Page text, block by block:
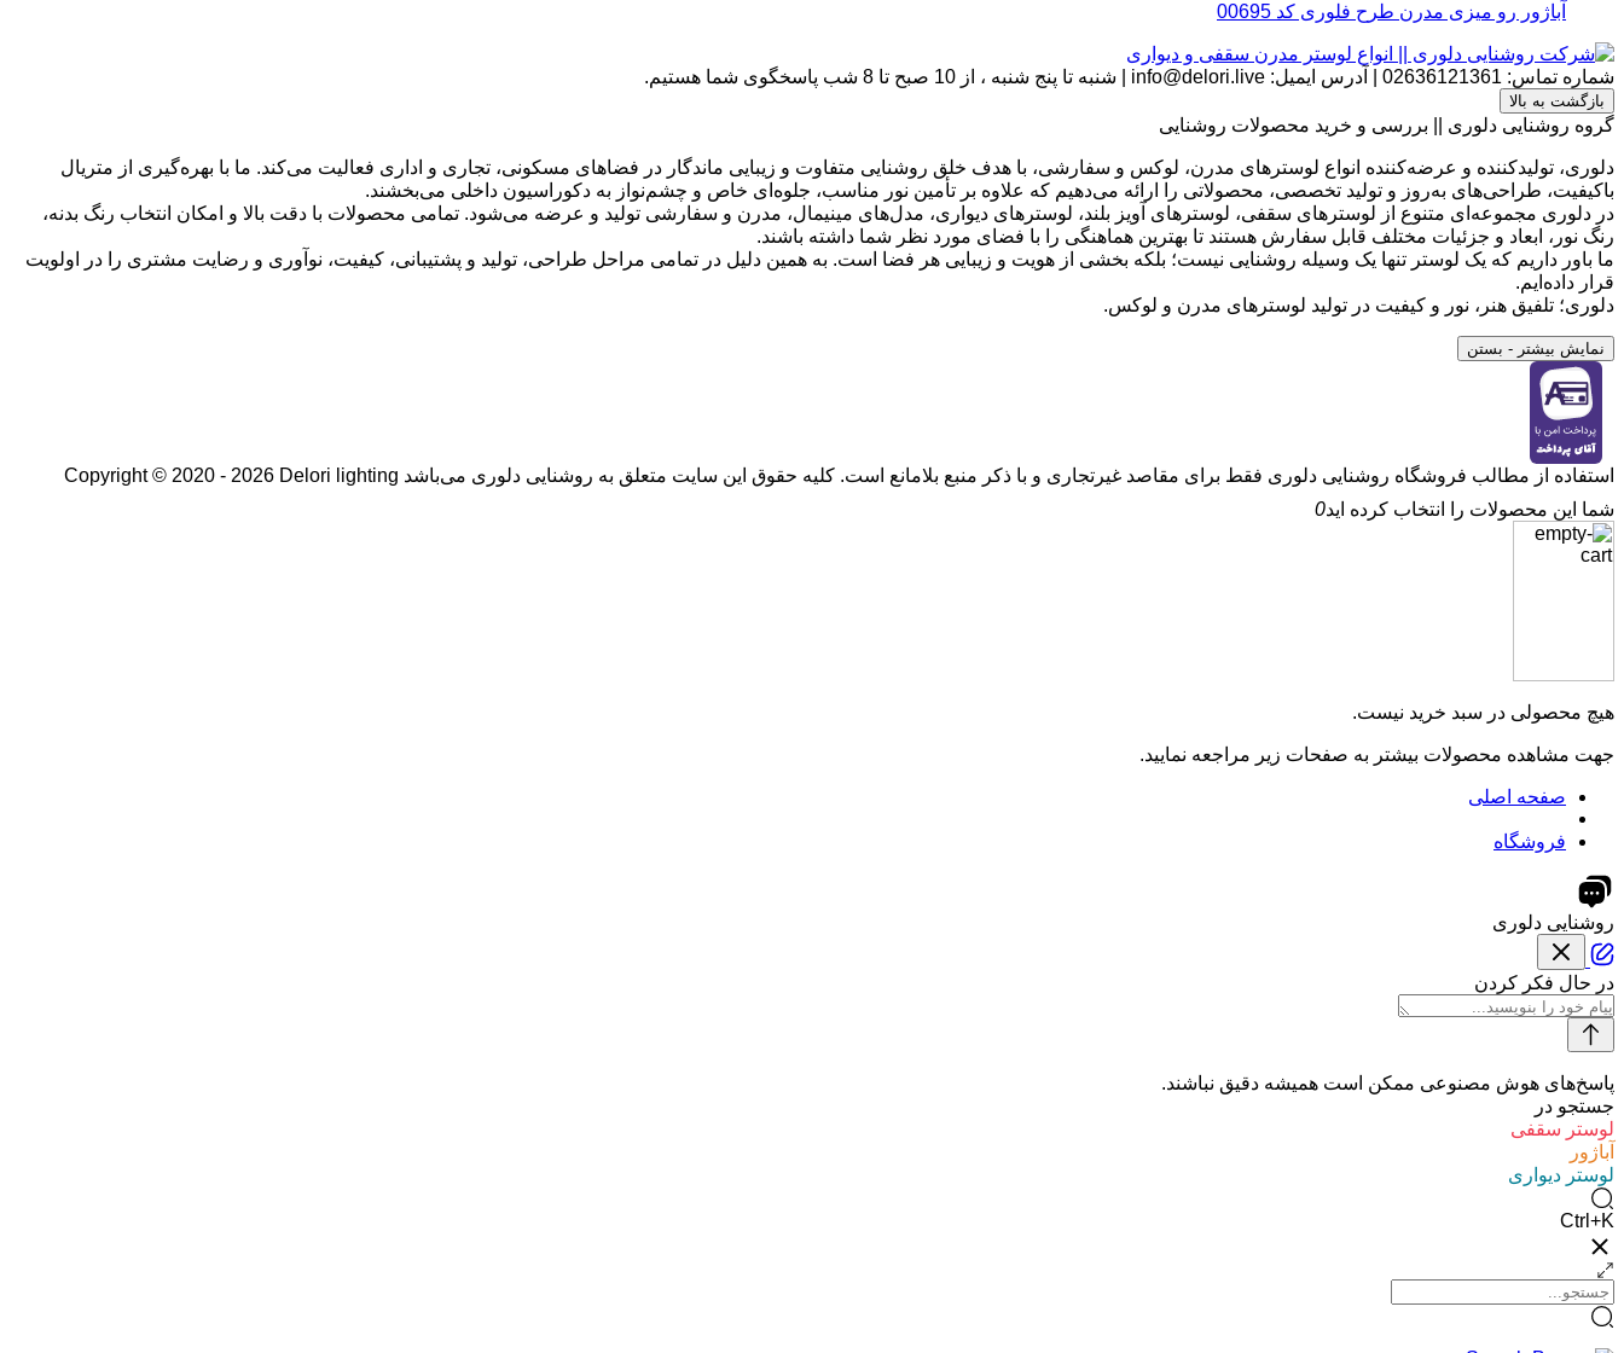
آباژور رو میزی مدرن طرح فلوری کد 00695
شماره تماس: 02636121361 آدرس ایمیل: info@delori.live شنبه تا پنج شنبه ، از 10 صبح تا 8 شب پاسخگوی شما هستیم.
بازگشت به بالا
گروه روشنایی دلوری || بررسی و خرید محصولات روشنایی
دلوری، تولیدکننده و عرضه‌کننده انواع لوسترهای مدرن، لوکس و سفارشی، با هدف خلق روشنایی متفاوت و زیبایی ماندگار در فضاهای مسکونی، تجاری و اداری فعالیت می‌کند. ما با بهره‌گیری از متریال
باکیفیت، طراحی‌های به‌روز و تولید تخصصی، محصولاتی را ارائه می‌دهیم که علاوه بر تأمین نور مناسب، جلوه‌ای خاص و چشم‌نواز به دکوراسیون داخلی می‌بخشند.
در دلوری مجموعه‌ای متنوع از لوسترهای سقفی، لوسترهای آویز بلند، لوسترهای دیواری، مدل‌های مینیمال، مدرن و سفارشی تولید و عرضه می‌شود. تمامی محصولات با دقت بالا و امکان انتخاب رنگ بدنه،
رنگ نور، ابعاد و جزئیات مختلف قابل سفارش هستند تا بهترین هماهنگی را با فضای مورد نظر شما داشته باشند.
ما باور داریم که یک لوستر تنها یک وسیله روشنایی نیست؛ بلکه بخشی از هویت و زیبایی هر فضا است. به همین دلیل در تمامی مراحل طراحی، تولید و پشتیبانی، کیفیت، نوآوری و رضایت مشتری را در اولویت
قرار داده‌ایم.
دلوری؛ تلفیق هنر، نور و کیفیت در تولید لوسترهای مدرن و لوکس.
نمایش بیشتر - بستن
استفاده از مطالب فروشگاه روشنایی دلوری فقط برای مقاصد غیرتجاری و با ذکر منبع بلامانع است. کلیه حقوق این سایت متعلق به روشنایی دلوری می‌باشد Copyright © 2020 - 2026 Delori lighting
شما این محصولات را انتخاب کرده اید0
هیچ محصولی در سبد خرید نیست.
جهت مشاهده محصولات بیشتر به صفحات زیر مراجعه نمایید.
صفحه اصلی
فروشگاه
روشنایی دلوری
در حال فکر کردن
پاسخ‌های هوش مصنوعی ممکن است همیشه دقیق نباشند.
جستجو در
لوستر سقفی
آباژور
لوستر دیواری
Ctrl+K